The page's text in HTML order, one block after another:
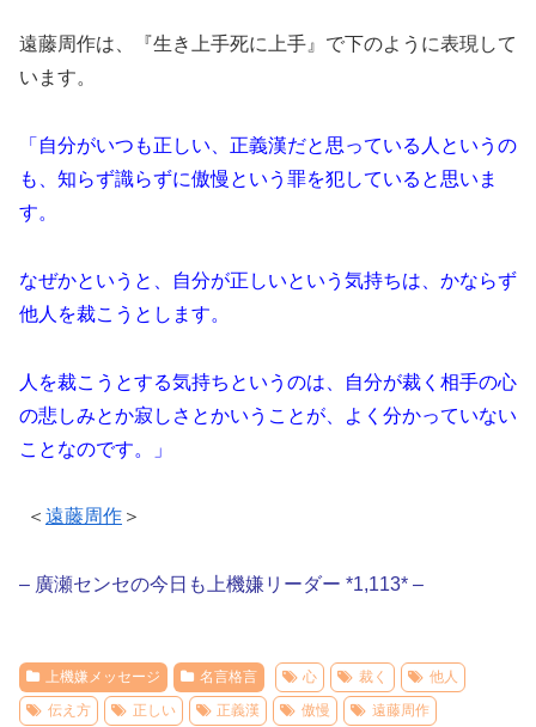
遠藤周作は、『生き上手死に上手』で下のように表現して
います。
「自分がいつも正しい、正義漢だと思っている人というの
も、知らず識らずに傲慢という罪を犯していると思いま
す。
なぜかというと、自分が正しいという気持ちは、かならず
他人を裁こうとします。
人を裁こうとする気持ちというのは、自分が裁く相手の心
の悲しみとか寂しさとかいうことが、よく分かっていない
ことなのです。」
＜ 遠藤周作 ＞
– 廣瀬センセの今日も上機嫌リーダー *1,113* –
上機嫌メッセージ 名言格言 心 裁く
他人
伝え方
正しい 正義漢 傲慢 遠藤周作